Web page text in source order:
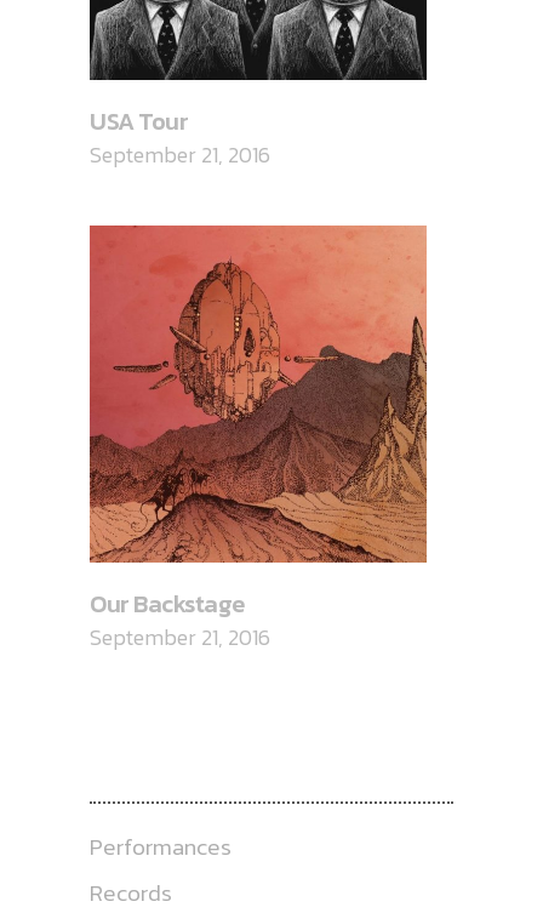
USA Tour
September 21, 2016
Our Backstage
September 21, 2016
Performances
Records